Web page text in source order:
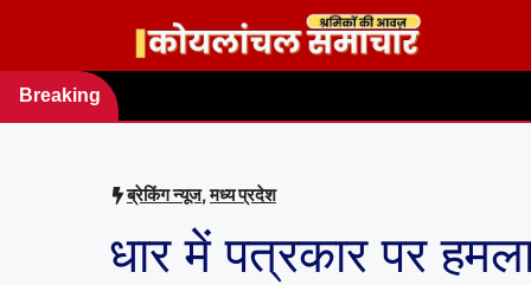
content
Breaking
ब्रेकिंग न्यूज,मध्य प्रदेश
धार में पत्रकार पर